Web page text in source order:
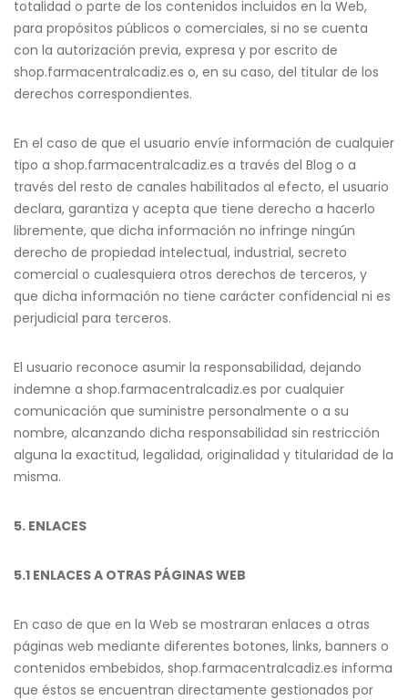
totalidad o parte de los contenidos incluidos en la Web,
para propósitos públicos o comerciales, si no se cuenta
con la autorización previa, expresa y por escrito de
shop.farmacentralcadiz.es o, en su caso, del titular de los
derechos correspondientes.
En el caso de que el usuario envíe información de cualquier
tipo a shop.farmacentralcadiz.es a través del Blog o a
través del resto de canales habilitados al efecto, el usuario
declara, garantiza y acepta que tiene derecho a hacerlo
libremente, que dicha información no infringe ningún
derecho de propiedad intelectual, industrial, secreto
comercial o cualesquiera otros derechos de terceros, y
que dicha información no tiene carácter confidencial ni es
perjudicial para terceros.
El usuario reconoce asumir la responsabilidad, dejando
indemne a shop.farmacentralcadiz.es por cualquier
comunicación que suministre personalmente o a su
nombre, alcanzando dicha responsabilidad sin restricción
alguna la exactitud, legalidad, originalidad y titularidad de la
misma.
5. ENLACES
5.1 ENLACES A OTRAS PÁGINAS WEB
En caso de que en la Web se mostraran enlaces a otras
páginas web mediante diferentes botones, links, banners o
contenidos embebidos, shop.farmacentralcadiz.es informa
que éstos se encuentran directamente gestionados por